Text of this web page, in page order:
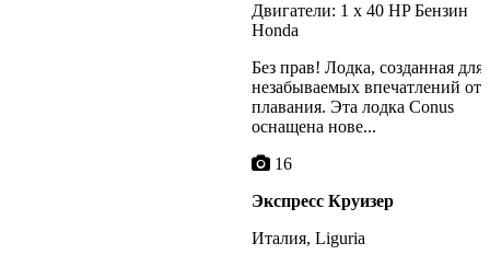
Двигатели: 1 x 40 HP Бензин
Honda
Без прав! Лодка, созданная для
незабываемых впечатлений от
плавания. Эта лодка Conus
оснащена нове...
16
Экспресс Круизер
Италия, Liguria